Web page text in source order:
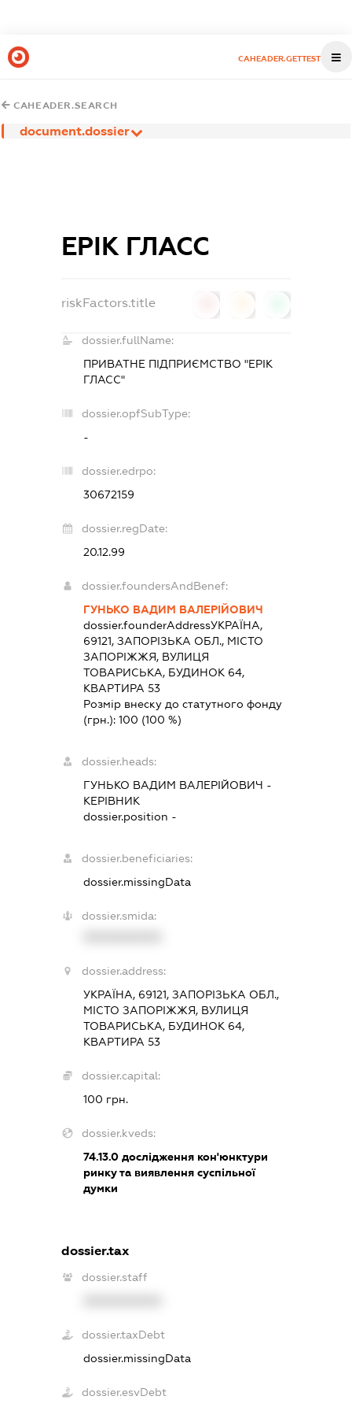
CAHEADER.GETTEST
CAHEADER.SEARCH
document.dossier
ЕРІК ГЛАСС
riskFactors.title
dossier.fullName:
ПРИВАТНЕ ПІДПРИЄМСТВО "ЕРІК
ГЛАСС"
dossier.opfSubType:
-
dossier.edrpo:
30672159
dossier.regDate:
20.12.99
dossier.foundersAndBenef:
ГУНЬКО ВАДИМ ВАЛЕРІЙОВИЧ
dossier.founderAddressУКРАЇНА,
69121, ЗАПОРІЗЬКА ОБЛ., МІСТО
ЗАПОРІЖЖЯ, ВУЛИЦЯ
ТОВАРИСЬКА, БУДИНОК 64,
КВАРТИРА 53
Розмір внеску до статутного фонду
(грн.): 100 (100 %)
dossier.heads:
ГУНЬКО ВАДИМ ВАЛЕРІЙОВИЧ -
КЕРІВНИК
dossier.position -
dossier.beneficiaries:
dossier.missingData
dossier.smida:
dossier.address:
УКРАЇНА, 69121, ЗАПОРІЗЬКА ОБЛ.,
МІСТО ЗАПОРІЖЖЯ, ВУЛИЦЯ
ТОВАРИСЬКА, БУДИНОК 64,
КВАРТИРА 53
dossier.capital:
100 грн.
dossier.kveds:
74.13.0дослідження кон'юнктури
ринку та виявлення суспільної
думки
dossier.tax
dossier.staff
dossier.taxDebt
dossier.missingData
dossier.esvDebt